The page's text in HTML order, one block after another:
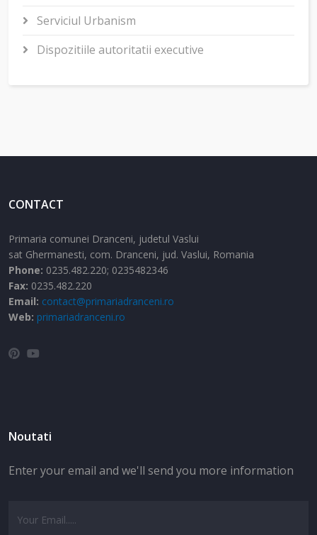
Serviciul Urbanism
Dispozitiile autoritatii executive
CONTACT
Primaria comunei Dranceni, judetul Vaslui
sat Ghermanesti, com. Dranceni, jud. Vaslui, Romania
Phone: 0235.482.220; 0235482346
Fax: 0235.482.220
Email: contact@primariadranceni.ro
Web: primariadranceni.ro
Noutati
Enter your email and we'll send you more information